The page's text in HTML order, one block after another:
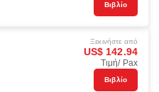
Βιβλίο
Ξεκινήστε από
US$ 142.94
Τιμή/ Pax
Βιβλίο